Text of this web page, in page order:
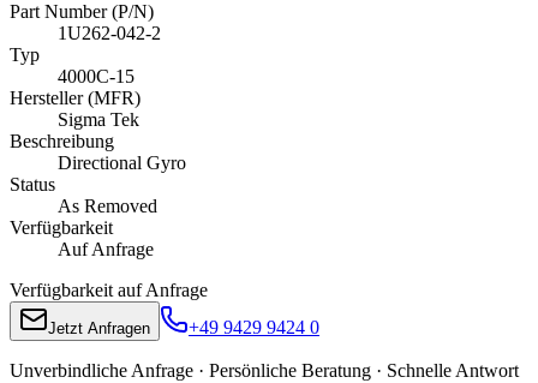
Part Number (P/N)
1U262-042-2
Typ
4000C-15
Hersteller (MFR)
Sigma Tek
Beschreibung
Directional Gyro
Status
As Removed
Verfügbarkeit
Auf Anfrage
Verfügbarkeit auf Anfrage
Jetzt Anfragen +49 9429 9424 0
Unverbindliche Anfrage · Persönliche Beratung · Schnelle Antwort